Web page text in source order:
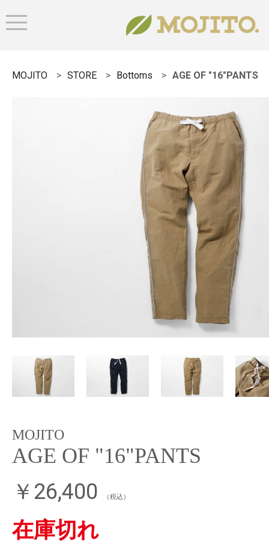
MOJITO STORE Bottoms AGE OF "16"PANTS
MOJITO
AGE OF "16"PANTS
￥26,400 （税込）
在庫切れ